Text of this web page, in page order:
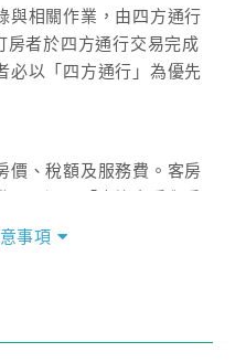
與相關作業，由四方通行
房者於四方通行交易完成
必以「四方通行」為優先
價、稅額及服務費。客房
事項